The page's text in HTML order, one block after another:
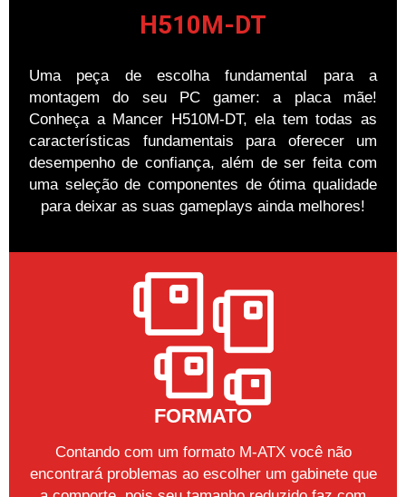
H510M-DT
Uma peça de escolha fundamental para a
montagem do seu PC gamer: a placa mãe!
Conheça a Mancer H510M-DT, ela tem todas as
características fundamentais para oferecer um
desempenho de confiança, além de ser feita com
uma seleção de componentes de ótima qualidade
para deixar as suas gameplays ainda melhores!
FORMATO
Contando com um formato M-ATX você não
encontrará problemas ao escolher um gabinete que